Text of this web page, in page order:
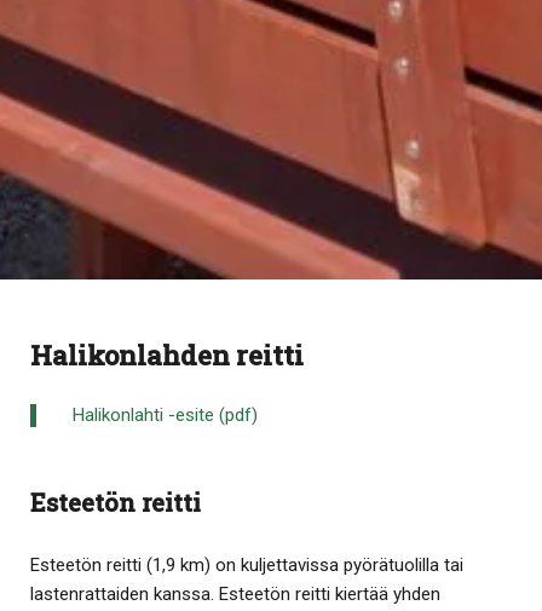
Halikonlahden reitti
Halikonlahti -esite (pdf)
Esteetön reitti
Esteetön reitti (1,9 km) on kuljettavissa pyörätuolilla tai
lastenrattaiden kanssa. Esteetön reitti kiertää yhden